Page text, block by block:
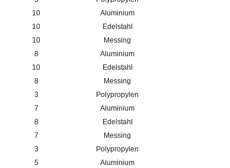
10
Aluminium
10
Edelstahl
10
Messing
8
Aluminium
10
Edelstahl
8
Messing
3
Polypropylen
7
Aluminium
8
Edelstahl
7
Messing
3
Polypropylen
5
Aluminium